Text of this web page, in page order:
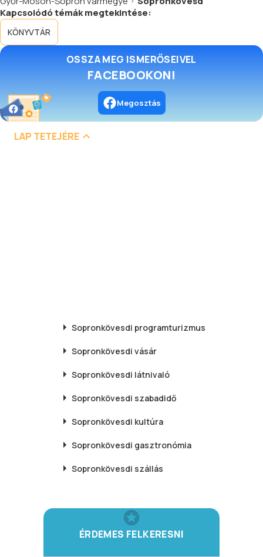
Kapcsolódó témák megtekintése:
KÖNYVTÁR
OSSZA MEG ISMERŐSEIVEL
FACEBOOKON!
Megosztás
LAP TETEJÉRE
Sopronkövesdi programturizmus
Sopronkövesdi vásár
Sopronkövesdi látnivaló
Sopronkövesdi szabadidő
Sopronkövesdi kultúra
Sopronkövesdi gasztronómia
Sopronkövesdi szállás
ÉRDEMES FELKERESNI